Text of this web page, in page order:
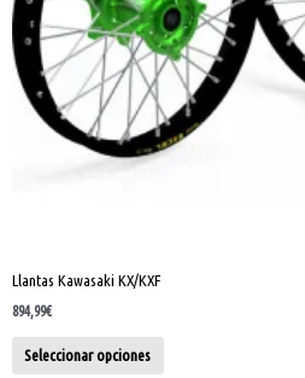
Llantas Kawasaki KX/KXF
894,99€
Seleccionar opciones
en
la
página
producto